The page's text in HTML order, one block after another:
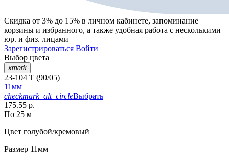
Скидка от 3% до 15% в личном кабинете, запоминание
корзины и избранного, а также удобная работа с несколькими
юр. и физ. лицами
Зарегистрироваться Войти
Выбор цвета
xmark
23-104 T (90/05)
11мм
checkmark_alt_circleВыбрать
175.55 р.
По 25 м
Цвет голубой/кремовый
Размер 11мм